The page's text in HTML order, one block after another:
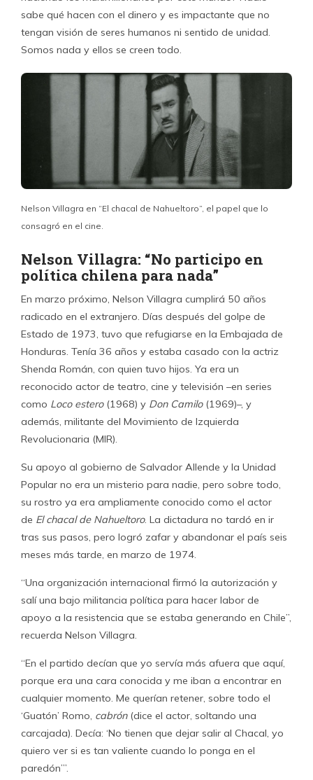
sabe qué hacen con el dinero y es impactante que no
tengan visión de seres humanos ni sentido de unidad.
Somos nada y ellos se creen todo.
Nelson Villagra en “El chacal de Nahueltoro”, el papel que lo
consagró en el cine.
Nelson Villagra: “No participo en
política chilena para nada”
En marzo próximo, Nelson Villagra cumplirá 50 años
radicado en el extranjero. Días después del golpe de
Estado de 1973, tuvo que refugiarse en la Embajada de
Honduras. Tenía 36 años y estaba casado con la actriz
Shenda Román, con quien tuvo hijos. Ya era un
reconocido actor de teatro, cine y televisión –en series
como Loco estero(1968) y Don Camilo(1969)–, y
además, militante del Movimiento de Izquierda
Revolucionaria (MIR).
Su apoyo al gobierno de Salvador Allende y la Unidad
Popular no era un misterio para nadie, pero sobre todo,
su rostro ya era ampliamente conocido como el actor
de El chacal de Nahueltoro. La dictadura no tardó en ir
tras sus pasos, pero logró zafar y abandonar el país seis
meses más tarde, en marzo de 1974.
“Una organización internacional firmó la autorización y
salí una bajo militancia política para hacer labor de
apoyo a la resistencia que se estaba generando en Chile”,
recuerda Nelson Villagra.
“En el partido decían que yo servía más afuera que aquí,
porque era una cara conocida y me iban a encontrar en
cualquier momento. Me querían retener, sobre todo el
‘Guatón’ Romo, cabrón(dice el actor, soltando una
carcajada). Decía: ‘No tienen que dejar salir al Chacal, yo
quiero ver si es tan valiente cuando lo ponga en el
paredón’”.